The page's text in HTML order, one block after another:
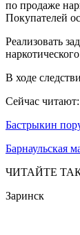
по продаже
Покупателей
Реализовать
В ходе
Сейчас читают:
Бастрыкин
Барнаульская
ЧИТАЙТЕ
Заринск